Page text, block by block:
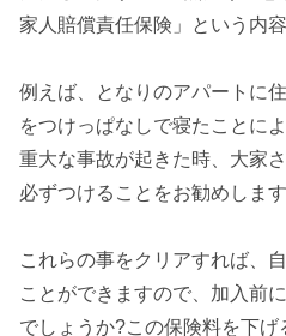
家人賠償責任保険 」という内
例えば、となりのアパートに
をつけっぱなしで寝たことに
重大な事故が起きた時、大家
必ずつけることをお勧めします
これらの事をクリアすれば、
ことができますので、加入前
でしょうか?この保険料を下